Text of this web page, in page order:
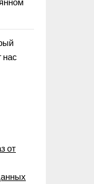
нас
от